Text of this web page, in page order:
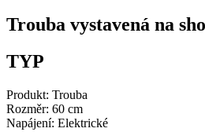
Trouba vystavená na
TYP
Produkt: Trouba
Rozměr: 60 cm
Napájení: Elektrické